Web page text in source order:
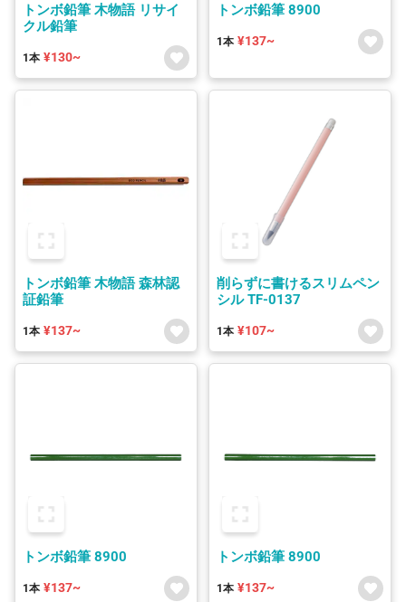
トンボ鉛筆 木物語 リサイ
クル鉛筆
1本 ¥130~
トンボ鉛筆 8900
1本 ¥137~
トンボ鉛筆 木物語 森林認
証鉛筆
1本 ¥137~
削らずに書けるスリムペン
シル TF-0137
1本 ¥107~
トンボ鉛筆 8900
1本 ¥137~
トンボ鉛筆 8900
1本 ¥137~